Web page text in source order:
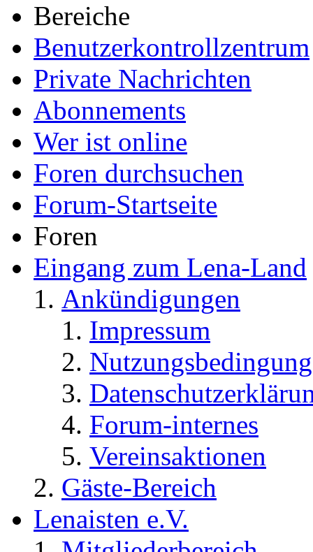
Bereiche
Benutzerkontrollzentrum
Private Nachrichten
Abonnements
Wer ist online
Foren durchsuchen
Forum-Startseite
Foren
Eingang zum Lena-Land
Ankündigungen
Impressum
Forum-internes
Vereinsaktionen
Gäste-Bereich
Lenaisten e.V.